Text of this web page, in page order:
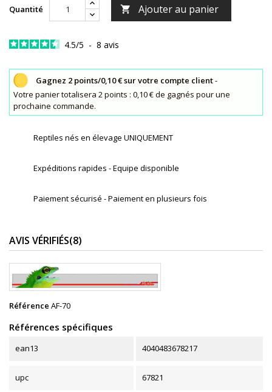
Quantité  Ajouter au panier
4.5/5 - 8 avis
Gagnez 2 points/0,10 € sur votre compte client-
Votre panier totalisera 2 points : 0,10 € de gagnés pour une
prochaine commande.
Reptiles nés en élevage UNIQUEMENT
Expéditions rapides - Equipe disponible
Paiement sécurisé - Paiement en plusieurs fois
AVIS VÉRIFIÉS(8)
Référence AF-70
Références spécifiques
ean13 4040483678217
upc 67821